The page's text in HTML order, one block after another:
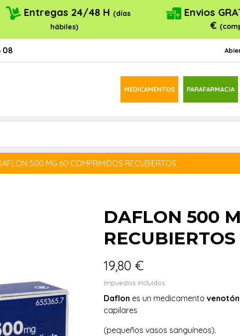
Entregas 24/48 H (días
hábiles)
Envios
€
08
MEDICAMENTOS PARAFARMACIA
500 MG 60 COMPRIMIDOS RECUBIERTOS
DAFLON 500
RECUBIERTOS
19,80 €
Impuestos incluidos
Daflon es un medicamento
capilares
(pequeños vasos sanguíneos).